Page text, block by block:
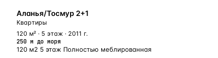
У МОРЯ Аланья/Тосмур 2+1
Квартиры
120 м² · 5 этаж · 2011 г.
250 м до моря
120 м2 5 этаж Полностью меблированная